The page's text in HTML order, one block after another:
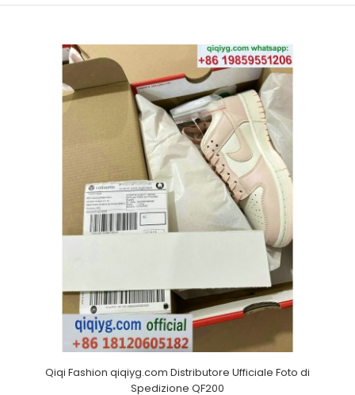
Qiqi Fashion qiqiyg.com Distributore Ufficiale Foto di
Spedizione QF200